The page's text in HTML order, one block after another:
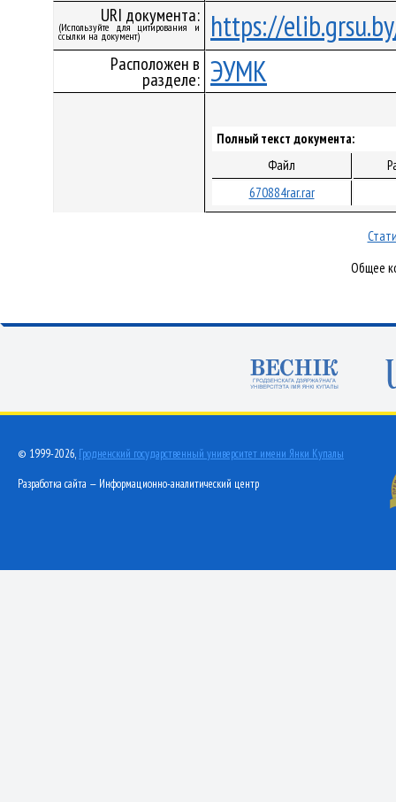
URI документа:
(Используйте для цитирования и
ссылки на документ) https://
Расположен в
разделе: ЭУМК
Полный текст документа:
Файл
670884rar.rar
Общее
© 1999-2026, Гродненский государственный университет имени Янки Купалы
Разработка сайта — Информационно-аналитический центр